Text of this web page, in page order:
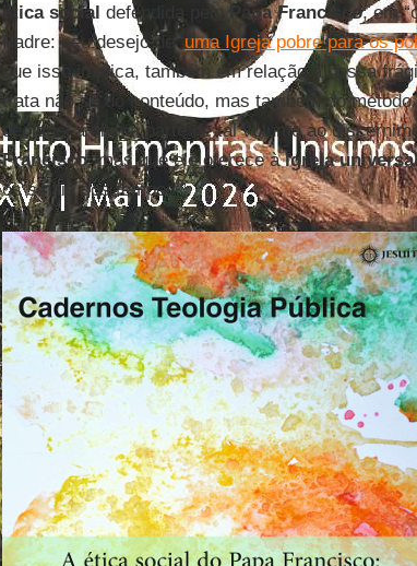
ética social defendida peloPapa Francisco, em
Padre: seu desejo de ‘ uma Igreja pobre para os
que isso implica, também em relação à nossa
trata não só do conteúdo, mas também do
dediquei a última parte de tal volume ao
Francisco, mas que ele oferece àIgreja
os sinais dos tempos’”.